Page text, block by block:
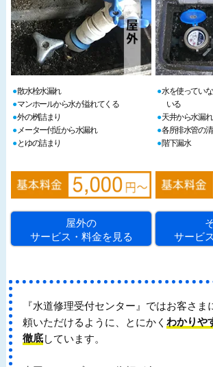
散水栓水漏れ
マンホールから水が溢れてくる
外の桝詰まり
メーター付近から水漏れ
とゆの詰まり
屋外の
サービス・料金を見る
水を使ってい
いる
天井から水漏れ
各所排水管の
階下漏水
サービ
『水道修理受付センター』ではお客さま
頼いただけるように、とにかく わかりや
徹底しています。